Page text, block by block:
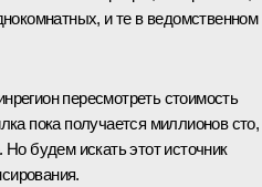
и те в ведомственном
пересмотреть стоимость
пока получается миллионов сто,
Но будем искать этот источник